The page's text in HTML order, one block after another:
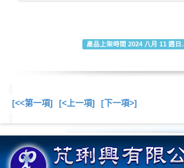
產品上架時間 2024 八月 11 週日.
[<<第一項] [<上一項] [下一項>]